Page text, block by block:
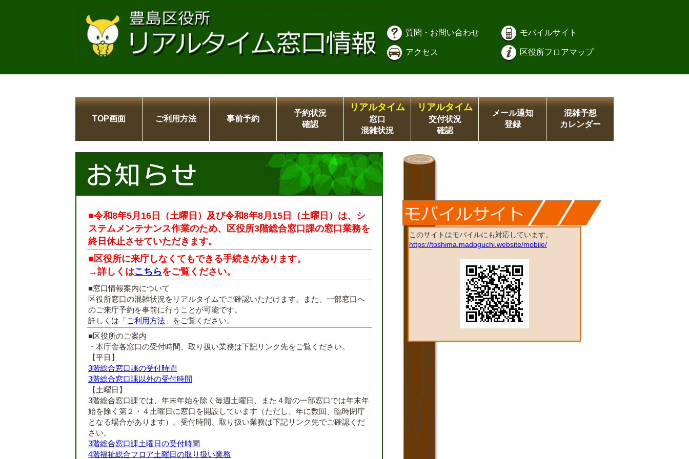
質問・お問い合わせ モバイルサイト
アクセス 区役所フロアマップ
TOP画面 ご利用方法 事前予約
予約状況
確認
リアルタイム
窓口
混雑状況
リアルタイム
交付状況
確認
メール通知
登録
混雑予想
カレンダー
■令和8年5月16日（土曜日）及び令和8年8月15日（土曜日）は、シ
ステムメンテナンス作業のため、区役所3階総合窓口課の窓口業務を
終日休止させていただきます。
■区役所に来庁しなくてもできる手続きがあります。
→詳しくはこちらをご覧ください。
■窓口情報案内について
区役所窓口の混雑状況をリアルタイムでご確認いただけます。また、一部窓口へ
のご来庁予約を事前に行うことが可能です。
詳しくは「ご利用方法 」をご覧ください。
■区役所のご案内
・本庁舎各窓口の受付時間、取り扱い業務は下記リンク先をご覧ください。
【平日】
3階総合窓口課の受付時間
3階総合窓口課以外の受付時間
【土曜日】
3階総合窓口課では、年末年始を除く毎週土曜日、また４階の一部窓口では年末年
始を除く第２・４土曜日に窓口を開設しています（ただし、年に数回、臨時閉庁
となる場合があります）。受付時間、取り扱い業務は下記リンク先でご確認くだ
さい。
3階総合窓口課土曜日の受付時間
4階福祉総合フロア土曜日の取り扱い業務
このサイトはモバイルにも対応しています。
https://toshima.madoguchi.website/mobile/